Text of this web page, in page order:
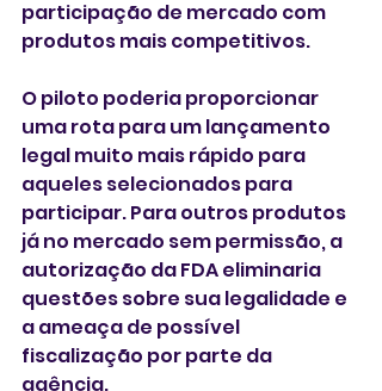
participação de mercado com
produtos mais competitivos.
O piloto poderia proporcionar
uma rota para um lançamento
legal muito mais rápido para
aqueles selecionados para
participar. Para outros produtos
já no mercado sem permissão, a
autorização da FDA eliminaria
questões sobre sua legalidade e
a ameaça de possível
fiscalização por parte da
agência.